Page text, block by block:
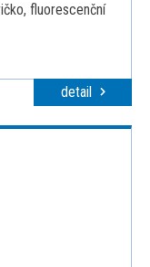
fluorescenční
detail